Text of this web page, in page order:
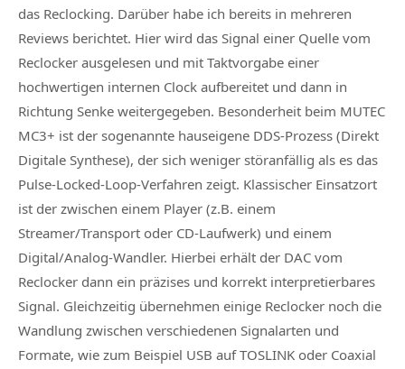
das Reclocking. Darüber habe ich bereits in mehreren
Reviews berichtet. Hier wird das Signal einer Quelle vom
Reclocker ausgelesen und mit Taktvorgabe einer
hochwertigen internen Clock aufbereitet und dann in
Richtung Senke weitergegeben. Besonderheit beim MUTEC
MC3+ ist der sogenannte hauseigene DDS-Prozess (Direkt
Digitale Synthese), der sich weniger störanfällig als es das
Pulse-Locked-Loop-Verfahren zeigt. Klassischer Einsatzort
ist der zwischen einem Player (z.B. einem
Streamer/Transport oder CD-Laufwerk) und einem
Digital/Analog-Wandler. Hierbei erhält der DAC vom
Reclocker dann ein präzises und korrekt interpretierbares
Signal. Gleichzeitig übernehmen einige Reclocker noch die
Wandlung zwischen verschiedenen Signalarten und
Formate, wie zum Beispiel USB auf TOSLINK oder Coaxial